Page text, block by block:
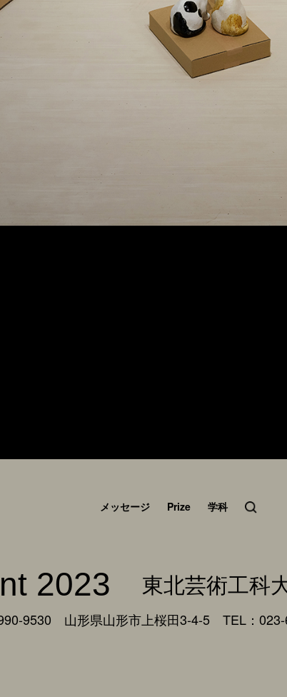
メッセージ Prize 学科
2023 東北芸術工科
9530 山形県山形市上桜田3-4-5 TEL：